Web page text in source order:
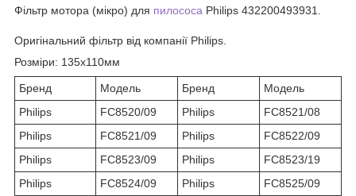
Фільтр мотора (мікро) для пилососа Philips 432200493931.
Оригінальний фільтр від компанії Philips.
Розміри: 135x110мм
Бренд Модель Бренд
Модель
Philips
FC8520/09 Philips
FC8521/08
Philips
FC8521/09 Philips
FC8522/09
Philips
FC8523/09 Philips
FC8523/19
Philips
FC8524/09 Philips
FC8525/09